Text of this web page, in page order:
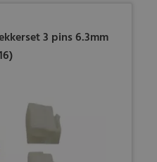
3 pins 6.3mm